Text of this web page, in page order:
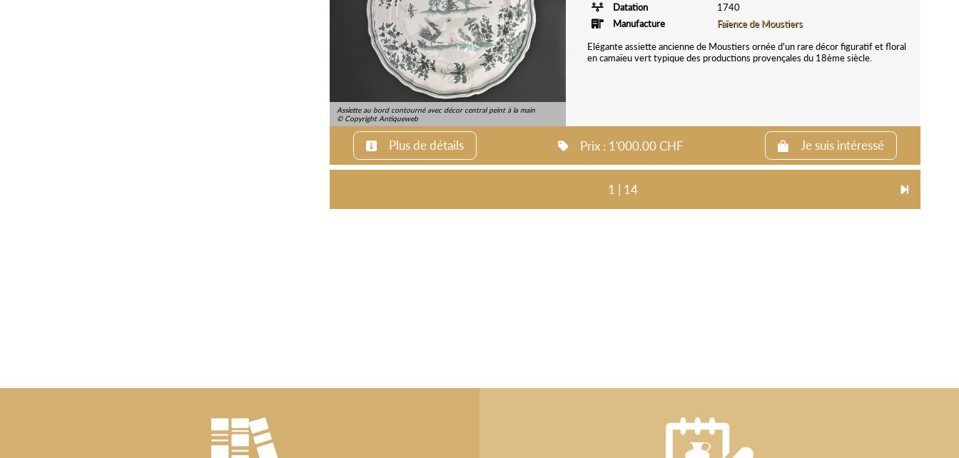
Assiette au bord contourné avec décor central peint à la main
© Copyright Antiqueweb
Datation
1740
Manufacture
Faïence de Moustiers
Elégante assiette ancienne de Moustiers ornée d'un rare décor figuratif et floral
en camaïeu vert typique des productions provençales du 18ème siècle.
Plus de détails Prix : 1'000.00 CHF Je suis intéressé
1 | 14